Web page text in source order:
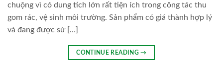
chuộng vì có dung tích lớn rất tiện ích trong công tác thu
gom rác, vệ sinh môi trường. Sản phẩm có giá thành hợp lý
và đang được sử […]
CONTINUE READING→